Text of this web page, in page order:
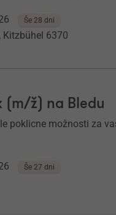
Še 28 dni
Kitzbühel 6370
(m/ž) na Bledu
poklicne možnosti za
Še 27 dni